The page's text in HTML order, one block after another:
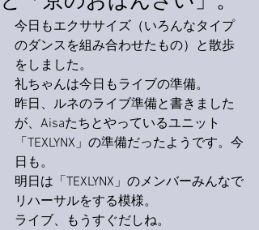
今日もエクササイズ（いろんなタイプ
のダンスを組み合わせたもの）と散歩
をしました。
礼ちゃんは今日もライブの準備。
昨日、ルネのライブ準備と書きました
が、Aisaたちとやっているユニット
「TEXLYNX」の準備だったようです。今
日も。
明日は「TEXLYNX」のメンバーみんなで
リハーサルをする模様。
ライブ、もうすぐだしね。